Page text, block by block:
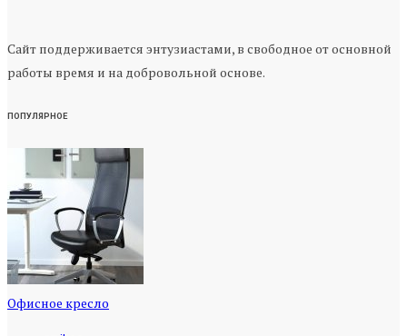
Сайт поддерживается энтузиастами, в свободное от основной
работы время и на добровольной основе.
ПОПУЛЯРНОЕ
Офисное кресло